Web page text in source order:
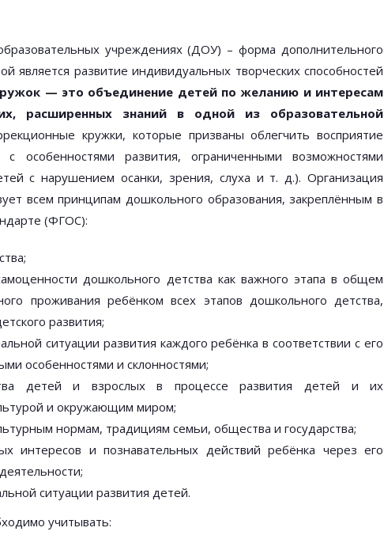
учреждениях (ДОУ) – форма дополнительного
является развитие индивидуальных творческих способностей
— это объединение детей по желанию и интересам
расширенных знаний в одной из образовательной
кружки, которые призваны облегчить восприятие
особенностями развития, ограниченными возможностями
с нарушением осанки, зрения, слуха и т. д.). Организация
всем принципам дошкольного образования, закреплённым в
(ФГОС):
дошкольного детства как важного этапа в общем
проживания ребёнком всех этапов дошкольного детства,
развития;
ситуации развития каждого ребёнка в соответствии с его
особенностями и склонностями;
детей и взрослых в процессе развития детей и их
и окружающим миром;
нормам, традициям семьи, общества и государства;
интересов и познавательных действий ребёнка через его
ситуации развития детей.
учитывать: